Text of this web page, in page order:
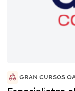
GRAN CURSOS